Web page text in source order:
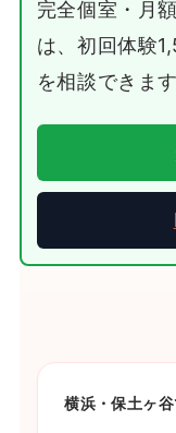
完全個室・月
は、初回体験
を相談できます
横浜・保土ヶ